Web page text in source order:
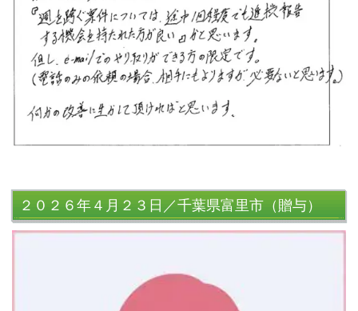
２０２６年４月２３日／千葉県富里市（贈与）